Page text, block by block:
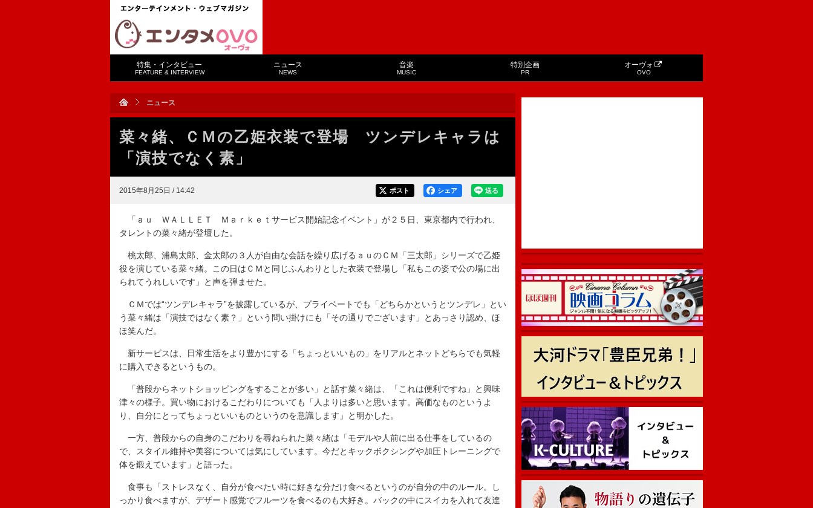
特集・インタビュー
FEATURE & INTERVIEW
ニュース
NEWS
音楽
MUSIC
特別企画
PR
オーヴォ
OVO
ニュース
菜々緒、ＣＭの乙姫衣装で登場 ツンデレキャラは
「演技でなく素」
2015年8月25日 / 14:42 送る
シェア
ポスト
「ａｕ ＷＡＬＬＥＴ Ｍａｒｋｅｔサービス開始記念イベント」が２５日、東京都内で行われ、
タレントの菜々緒が登壇した。
桃太郎、浦島太郎、金太郎の３人が自由な会話を繰り広げるａｕのＣＭ「三太郎」シリーズで乙姫
役を演じている菜々緒。この日はＣＭと同じふんわりとした衣装で登場し「私もこの姿で公の場に出
られてうれしいです」と声を弾ませた。
ＣＭでは“ツンデレキャラ”を披露しているが、プライベートでも「どちらかというとツンデレ」とい
う菜々緒は「演技ではなく素？」という問い掛けにも「その通りでございます」とあっさり認め、ほ
ほ笑んだ。
新サービスは、日常生活をより豊かにする「ちょっといいもの」をリアルとネットどちらでも気軽
に購入できるというもの。
「普段からネットショッピングをすることが多い」と話す菜々緒は、「これは便利ですね」と興味
津々の様子。買い物におけるこだわりについても「人よりは多いと思います。高価なものというよ
り、自分にとってちょっといいものというのを意識します」と明かした。
一方、普段からの自身のこだわりを尋ねられた菜々緒は「モデルや人前に出る仕事をしているの
で、スタイル維持や美容については気にしています。今だとキックボクシングや加圧トレーニングで
体を鍛えています」と語った。
食事も「ストレスなく、自分が食べたい時に好きな分だけ食べるというのが自分の中のルール。し
っかり食べますが、デザート感覚でフルーツを食べるのも大好き。バックの中にスイカを入れて友達